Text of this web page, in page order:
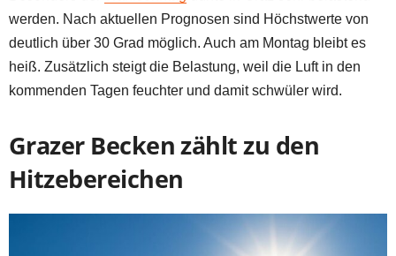
werden. Nach aktuellen Prognosen sind Höchstwerte von
deutlich über 30 Grad möglich. Auch am Montag bleibt es
heiß. Zusätzlich steigt die Belastung, weil die Luft in den
kommenden Tagen feuchter und damit schwüler wird.
Grazer Becken zählt zu den
Hitzebereichen